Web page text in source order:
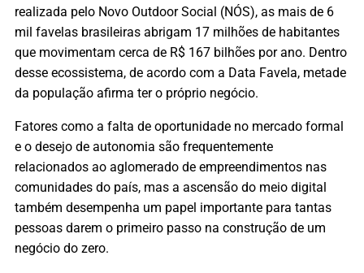
realizada pelo Novo Outdoor Social (NÓS), as mais de 6
mil favelas brasileiras abrigam 17 milhões de habitantes
que movimentam cerca de R$ 167 bilhões por ano. Dentro
desse ecossistema, de acordo com a Data Favela, metade
da população afirma ter o próprio negócio.
Fatores como a falta de oportunidade no mercado formal
e o desejo de autonomia são frequentemente
relacionados ao aglomerado de empreendimentos nas
comunidades do país, mas a ascensão do meio digital
também desempenha um papel importante para tantas
pessoas darem o primeiro passo na construção de um
negócio do zero.